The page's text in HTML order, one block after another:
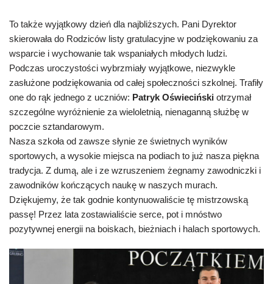
To także wyjątkowy dzień dla najbliższych. Pani Dyrektor
skierowała do Rodziców listy gratulacyjne w podziękowaniu za
wsparcie i wychowanie tak wspaniałych młodych ludzi.
Podczas uroczystości wybrzmiały wyjątkowe, niezwykle
zasłużone podziękowania od całej społeczności szkolnej. Trafiły
one do rąk jednego z uczniów: Patryk Oświeciński otrzymał
szczególne wyróżnienie za wieloletnią, nienaganną służbę w
poczcie sztandarowym.
Nasza szkoła od zawsze słynie ze świetnych wyników
sportowych, a wysokie miejsca na podiach to już nasza piękna
tradycja. Z dumą, ale i ze wzruszeniem żegnamy zawodniczki i
zawodników kończących naukę w naszych murach.
Dziękujemy, że tak godnie kontynuowaliście tę mistrzowską
passę! Przez lata zostawialiście serce, pot i mnóstwo
pozytywnej energii na boiskach, bieżniach i halach sportowych.